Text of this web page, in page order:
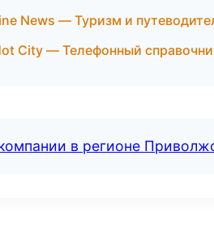
News — Туризм и
City — Телефонный
в регионе